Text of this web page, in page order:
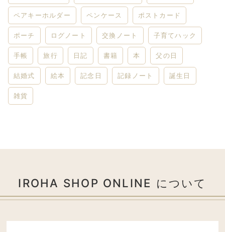
ペアキーホルダー ペンケース ポストカード
ポーチ ログノート 交換ノート 子育てハック
手帳 旅行 日記 書籍 本 父の日
結婚式 絵本 記念日 記録ノート 誕生日
雑貨
IROHA SHOP ONLINE について